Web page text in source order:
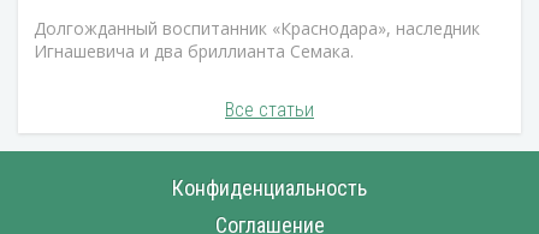
Долгожданный воспитанник «Краснодара», наследник
Игнашевича и два бриллианта Семака.
Все статьи
Конфиденциальность
Соглашение